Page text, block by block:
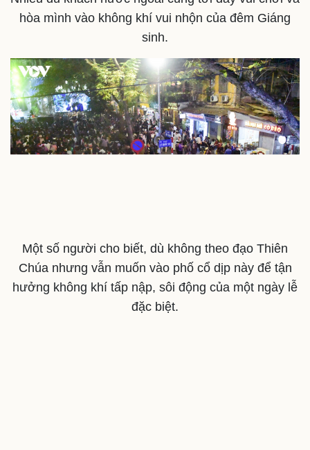
Sức khỏe
Đời sống
Nhà đẹp
hòa mình vào không khí vui nhộn của đêm Giáng
sinh.
Một số người cho biết, dù không theo đạo Thiên
Chúa nhưng vẫn muốn vào phố cổ dịp này để tận
hưởng không khí tấp nập, sôi động của một ngày lễ
đặc biệt.